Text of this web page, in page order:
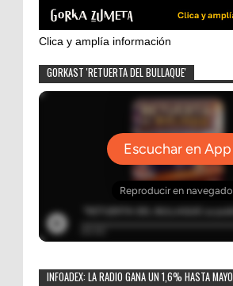
Clica y amplía información
GORKAST 'RETUERTA DEL BULLAQUE'
INFOADEX: LA RADIO GANA UN 1,6% HASTA MAYO